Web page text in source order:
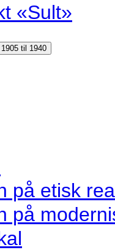
«Sult»
til 1940
på etisk
på